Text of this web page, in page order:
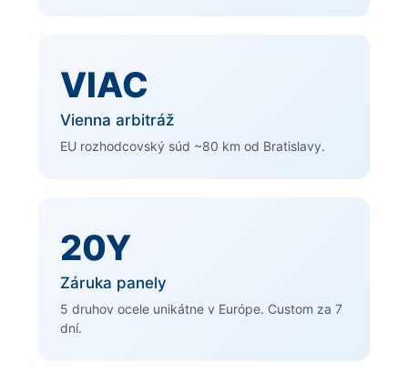
VIAC
Vienna arbitráž
EU rozhodcovský súd ~80 km od Bratislavy.
20Y
Záruka panely
5 druhov ocele unikátne v Európe. Custom za 7
dní.